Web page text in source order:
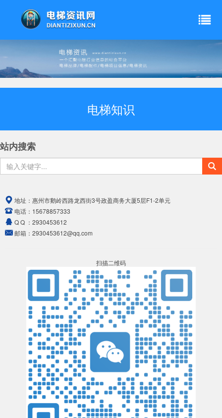
电梯知识
站内搜索
地址： 惠州市鹅岭西路龙西街3号政盈商务大厦5层F1-2单元
电话： 15678857333
Q Q ： 2930453612
邮箱： 2930453612@qq.com
扫描二维码